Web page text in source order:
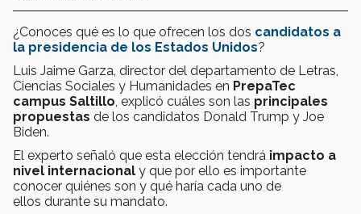
¿Conoces qué es lo que ofrecen los dos candidatos a
la presidencia de los Estados Unidos?
Luis Jaime Garza, director del departamento de Letras,
Ciencias Sociales y Humanidades en PrepaTec
campus Saltillo , explicó cuáles son las principales
propuestas de los candidatos Donald Trump y Joe
Biden.
El experto señaló que esta elección tendrá impacto a
nivel internacional y que por ello es importante
conocer quiénes son y qué haría cada uno de
ellos durante su mandato.